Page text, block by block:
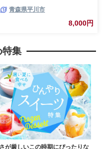
りんご リンゴ 林檎 くだもの 果
青森県平川市
8,000円
特集
が厳しいこの時期にぴったりな